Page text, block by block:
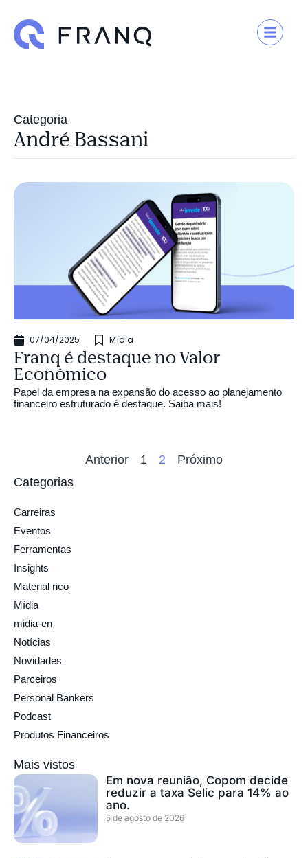
Categoria
André Bassani
07/04/2025 Mídia
Franq é destaque no Valor
Econômico
Papel da empresa na expansão do acesso ao planejamento
financeiro estruturado é destaque. Saiba mais!
Anterior 1 2
Próximo
Categorias
Carreiras
Eventos
Ferramentas
Insights
Material rico
Mídia
midia-en
Notícias
Novidades
Parceiros
Personal Bankers
Podcast
Produtos Financeiros
Mais vistos
Em nova reunião, Copom decide
reduzir a taxa Selic para 14% ao
ano.
5 de agosto de 2026